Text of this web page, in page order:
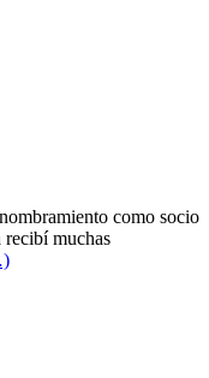
como socio
recibí muchas